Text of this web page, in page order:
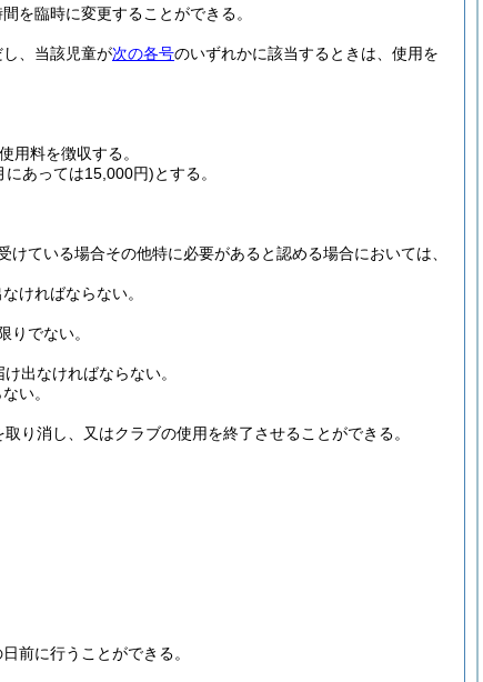
を臨時に変更することができる。
し、当該児童が次の各号のいずれかに該当するときは、使用を
用料を徴収する。
にあっては15,000円)とする。
けている場合その他特に必要があると認める場合においては、
ければならない。
りでない。
出なければならない。
い。
取り消し、又はクラブの使用を終了させることができる。
前に行うことができる。